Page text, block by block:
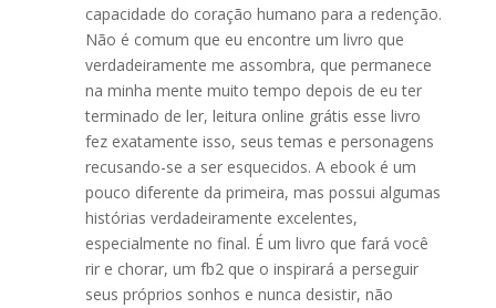
capacidade do coração humano para a redenção.
Não é comum que eu encontre um livro que
verdadeiramente me assombra, que permanece
na minha mente muito tempo depois de eu ter
terminado de ler, leitura online grátis esse livro
fez exatamente isso, seus temas e personagens
recusando-se a ser esquecidos. A ebook é um
pouco diferente da primeira, mas possui algumas
histórias verdadeiramente excelentes,
especialmente no final. É um livro que fará você
rir e chorar, um fb2 que o inspirará a perseguir
seus próprios sonhos e nunca desistir, não